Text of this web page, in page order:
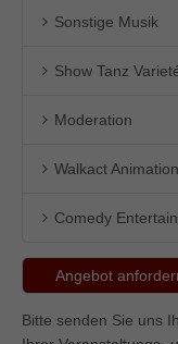
Sonstige Musik
Show Tanz
Moderation
Walkact Animation
Comedy
Angebot
Bitte senden Sie uns
Externe Medien